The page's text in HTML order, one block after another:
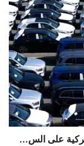
على الس...